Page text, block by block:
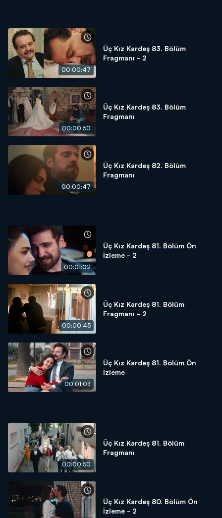
00:00:47
Üç Kız Kardeş 83. Bölüm
Fragmanı - 2
00:00:50
Üç Kız Kardeş 83. Bölüm
Fragmanı
00:00:47
Üç Kız Kardeş 82. Bölüm
Fragmanı
00:01:02
Üç Kız Kardeş 81. Bölüm Ön
İzleme - 2
00:00:45
Üç Kız Kardeş 81. Bölüm
Fragmanı - 2
00:01:03
Üç Kız Kardeş 81. Bölüm Ön
İzleme
00:00:50
Üç Kız Kardeş 81. Bölüm
Fragmanı
Üç Kız Kardeş 80. Bölüm Ön
İzleme - 2